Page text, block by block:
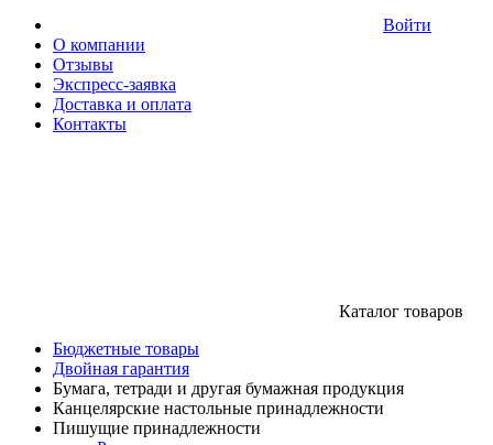
Войти
О компании
Отзывы
Экспресс-заявка
Доставка и оплата
Контакты
Каталог товаров
Бюджетные товары
Двойная гарантия
Бумага, тетради и другая бумажная продукция
Канцелярские настольные принадлежности
Пишущие принадлежности